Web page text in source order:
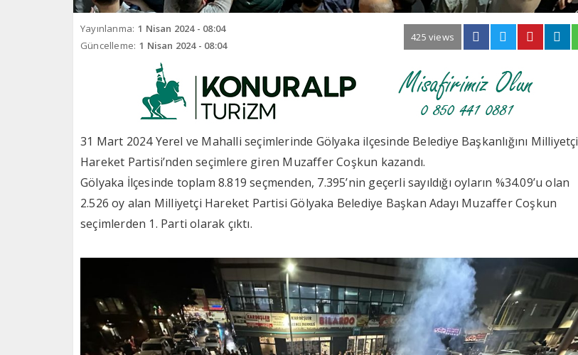
Yayınlanma: 1 Nisan 2024 - 08:04
Güncelleme: 1 Nisan 2024 - 08:04
425 views
31 Mart 2024 Yerel ve Mahalli seçimlerinde Gölyaka ilçesinde Belediye Başkanlığını Milliyetçi
Hareket Partisi’nden seçimlere giren Muzaffer Coşkun kazandı.
Gölyaka İlçesinde toplam 8.819 seçmenden, 7.395’nin geçerli sayıldığı oyların %34.09’u olan
2.526 oy alan Milliyetçi Hareket Partisi Gölyaka Belediye Başkan Adayı Muzaffer Coşkun
seçimlerden 1. Parti olarak çıktı.